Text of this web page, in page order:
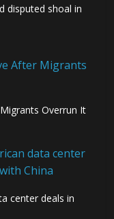
disputed shoal in
Overrun It
center deals in